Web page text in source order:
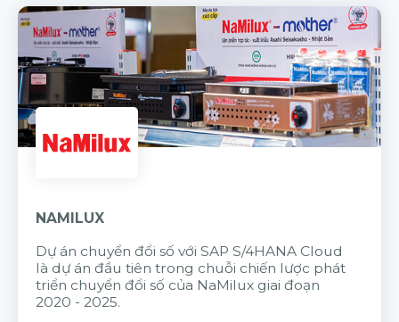
NAMILUX
Dự án chuyển đổi số với SAP S/4HANA Cloud
là dự án đầu tiên trong chuỗi chiến lược phát
triển chuyển đổi số của NaMilux giai đoạn
2020 - 2025.